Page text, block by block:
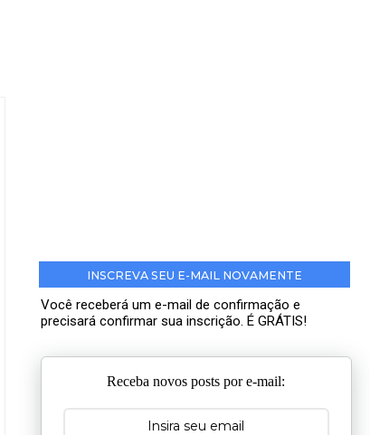
INSCREVA SEU E-MAIL NOVAMENTE
Você receberá um e-mail de confirmação e
precisará confirmar sua inscrição. É GRÁTIS!
Receba novos posts por e-mail: